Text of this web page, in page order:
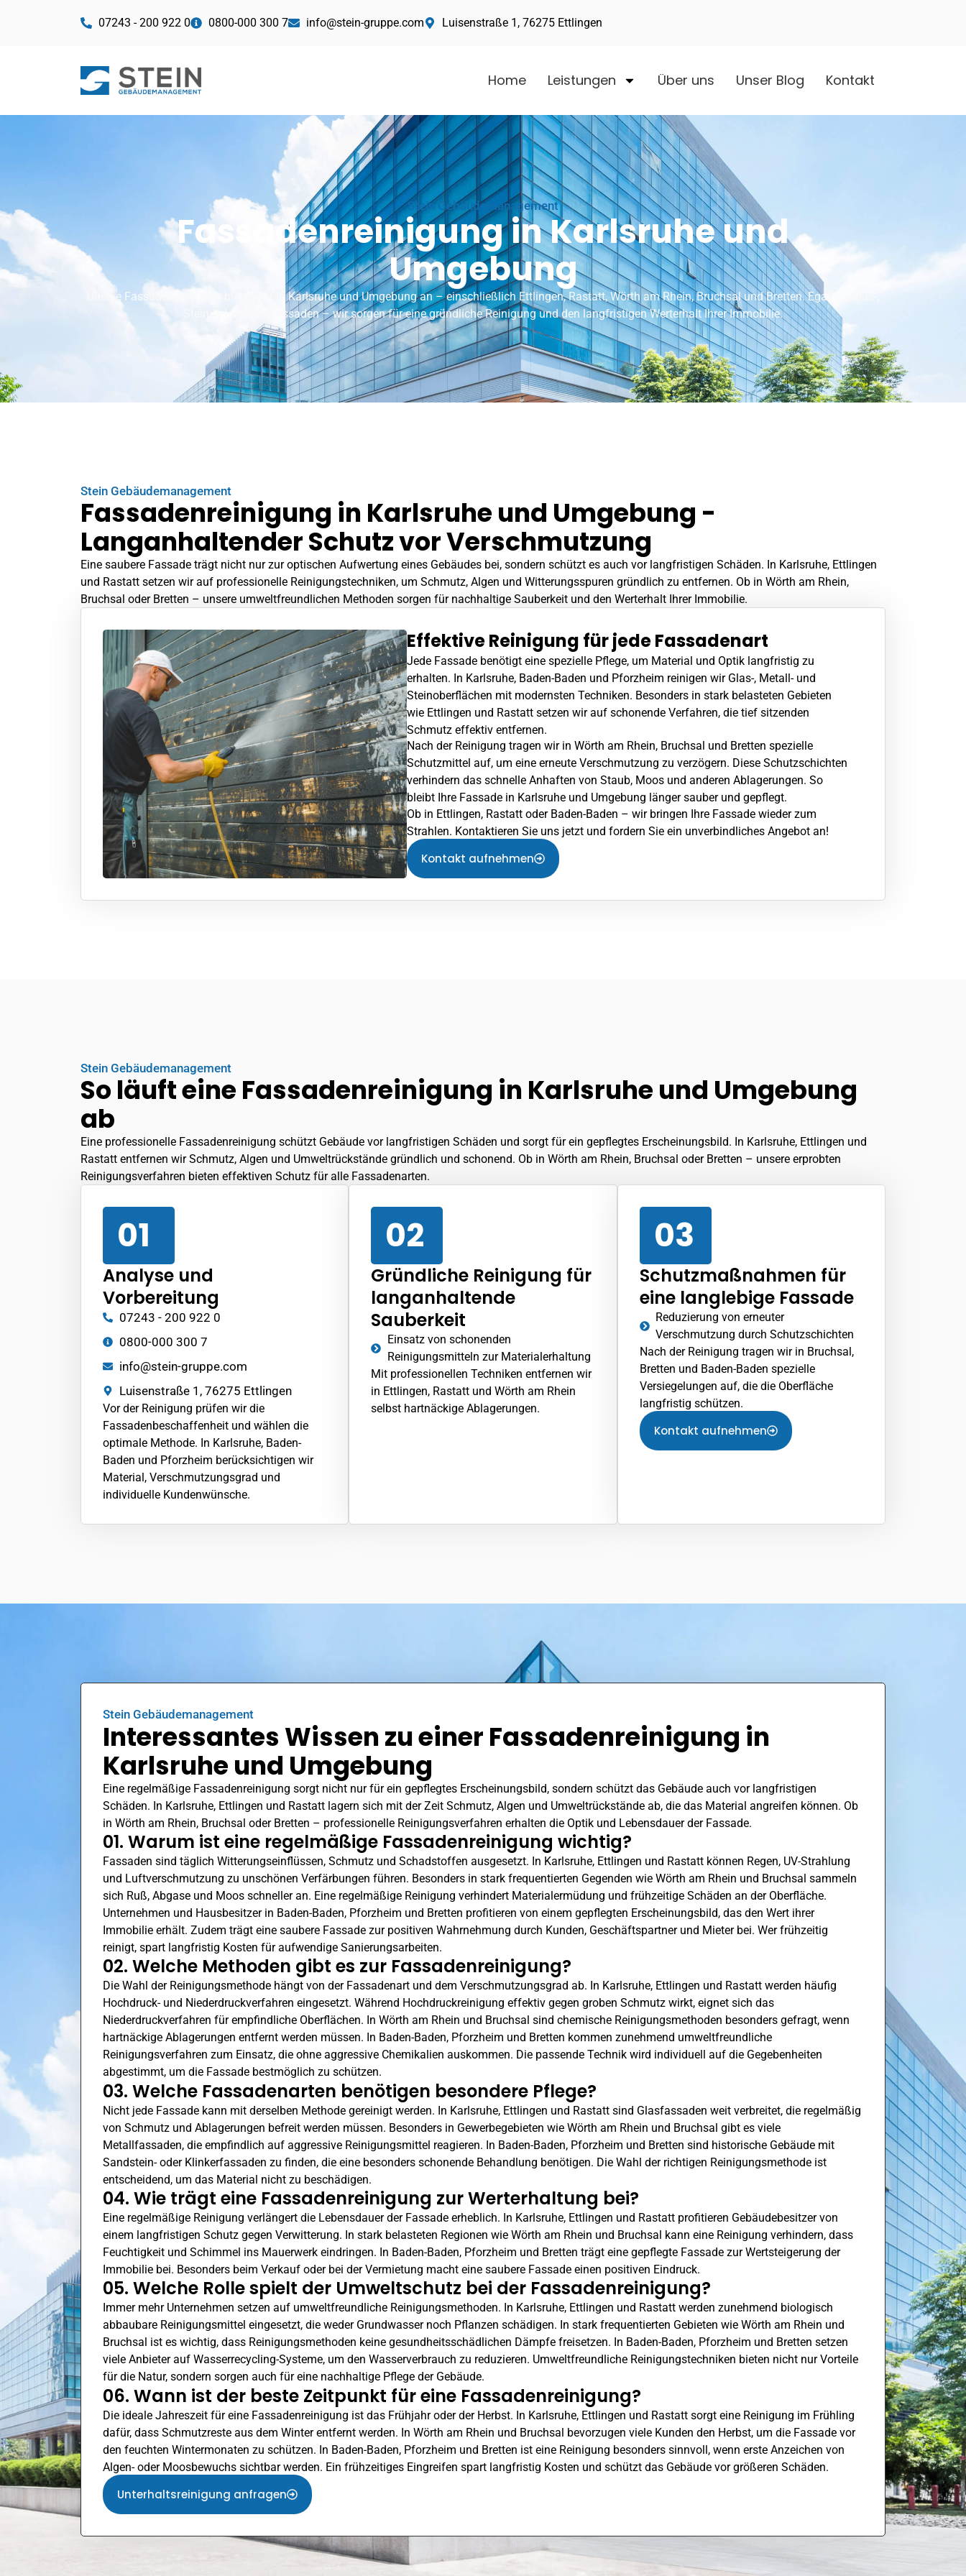
07243 - 200 922 0 0800-000 300 7 info@stein-gruppe.com Luisenstraße 1, 76275 Ettlingen
Home Leistungen Über uns Unser Blog Kontakt
Stein Gebäudemanagement
Fassadenreinigung in Karlsruhe und
Umgebung
Unsere Fassadenreinigung bieten wir in Karlsruhe und Umgebung an – einschließlichEttlingen, Rastatt, Wörth am Rhein, Bruchsal und Bretten. Egal, ob Glas-,
Stein- oder Metallfassaden – wir sorgen für eine gründliche Reinigung und den langfristigen Werterhalt Ihrer Immobilie.
Stein Gebäudemanagement
Fassadenreinigung in Karlsruhe und Umgebung -
Langanhaltender Schutz vor Verschmutzung
Eine saubere Fassade trägt nicht nur zur optischen Aufwertung eines Gebäudes bei, sondern schützt es auch vor langfristigen Schäden. In Karlsruhe, Ettlingen
und Rastatt setzen wir auf professionelle Reinigungstechniken, um Schmutz, Algen und Witterungsspuren gründlich zu entfernen. Ob in Wörth am Rhein,
Bruchsal oder Bretten – unsere umweltfreundlichen Methoden sorgen für nachhaltige Sauberkeit und den Werterhalt Ihrer Immobilie.
Effektive Reinigung für jede Fassadenart
Jede Fassade benötigt eine spezielle Pflege, um Material und Optik langfristig zu
erhalten. In Karlsruhe, Baden-Baden und Pforzheim reinigen wir Glas-, Metall- und
Steinoberflächen mit modernsten Techniken. Besonders in stark belasteten Gebieten
wie Ettlingen und Rastatt setzen wir auf schonende Verfahren, die tief sitzenden
Schmutz effektiv entfernen.
Nach der Reinigung tragen wir inWörth am Rhein, Bruchsal und Bretten spezielle
Schutzmittel auf, um eine erneute Verschmutzung zu verzögern. Diese Schutzschichten
verhindern das schnelle Anhaften von Staub, Moos und anderen Ablagerungen. So
bleibt Ihre Fassade in Karlsruhe und Umgebung länger sauber und gepflegt.
Ob in Ettlingen, Rastatt oder Baden-Baden – wir bringen Ihre Fassade wieder zum
Strahlen. Kontaktieren Sie uns jetzt und fordern Sie ein unverbindliches Angebot an!
Kontakt aufnehmen
Stein Gebäudemanagement
So läuft eine Fassadenreinigung in Karlsruhe und Umgebung
ab
Eine professionelle Fassadenreinigung schützt Gebäude vor langfristigen Schäden und sorgt für ein gepflegtes Erscheinungsbild. In Karlsruhe, Ettlingen und
Rastatt entfernen wir Schmutz, Algen und Umweltrückstände gründlich und schonend. Ob in Wörth am Rhein, Bruchsal oder Bretten – unsere erprobten
Reinigungsverfahren bieten effektiven Schutz für alle Fassadenarten.
01
Analyse und
Vorbereitung
07243 - 200 922 0
0800-000 300 7
info@stein-gruppe.com
Luisenstraße 1, 76275 Ettlingen
Vor der Reinigung prüfen wir die
Fassadenbeschaffenheit und wählen die
optimale Methode. In Karlsruhe, Baden-
Baden und Pforzheim berücksichtigen wir
Material, Verschmutzungsgrad und
individuelle Kundenwünsche.
02
Gründliche Reinigung für
langanhaltende
Sauberkeit
Einsatz von schonenden
Reinigungsmitteln zur Materialerhaltung
Mit professionellen Techniken entfernen wir
in Ettlingen, Rastatt und Wörth am Rhein
selbst hartnäckige Ablagerungen.
03
Schutzmaßnahmen für
eine langlebige Fassade
Reduzierung von erneuter
Verschmutzung durch Schutzschichten
Nach der Reinigung tragen wir in Bruchsal,
Bretten und Baden-Baden spezielle
Versiegelungen auf, die die Oberfläche
langfristig schützen.
Kontakt aufnehmen
Stein Gebäudemanagement
Interessantes Wissen zu einer Fassadenreinigung in
Karlsruhe und Umgebung
Eine regelmäßige Fassadenreinigung sorgt nicht nur für ein gepflegtes Erscheinungsbild, sondern schützt das Gebäude auch vor langfristigen
Schäden. In Karlsruhe, Ettlingen und Rastatt lagern sich mit der Zeit Schmutz, Algen und Umweltrückstände ab, die das Material angreifen können. Ob
in Wörth am Rhein, Bruchsal oder Bretten – professionelle Reinigungsverfahren erhalten die Optik und Lebensdauer der Fassade.
01. Warum ist eine regelmäßige Fassadenreinigung wichtig?
Fassaden sind täglich Witterungseinflüssen, Schmutz und Schadstoffen ausgesetzt. In Karlsruhe, Ettlingen und Rastatt können Regen, UV-Strahlung
und Luftverschmutzung zu unschönen Verfärbungen führen. Besonders in stark frequentierten Gegenden wie Wörth am Rhein und Bruchsal sammeln
sich Ruß, Abgase und Moos schneller an. Eine regelmäßige Reinigung verhindert Materialermüdung und frühzeitige Schäden an der Oberfläche.
Unternehmen und Hausbesitzer in Baden-Baden, Pforzheim und Bretten profitieren von einem gepflegten Erscheinungsbild, das den Wert ihrer
Immobilie erhält. Zudem trägt eine saubere Fassade zur positiven Wahrnehmung durch Kunden, Geschäftspartner und Mieter bei. Wer frühzeitig
reinigt, spart langfristig Kosten für aufwendige Sanierungsarbeiten.
02. Welche Methoden gibt es zur Fassadenreinigung?
Die Wahl der Reinigungsmethode hängt von der Fassadenart und dem Verschmutzungsgrad ab. In Karlsruhe, Ettlingen und Rastatt werden häufig
Hochdruck- und Niederdruckverfahren eingesetzt. Während Hochdruckreinigung effektiv gegen groben Schmutz wirkt, eignet sich das
Niederdruckverfahren für empfindliche Oberflächen. In Wörth am Rhein und Bruchsal sind chemische Reinigungsmethoden besonders gefragt, wenn
hartnäckige Ablagerungen entfernt werden müssen. In Baden-Baden, Pforzheim und Bretten kommen zunehmend umweltfreundliche
Reinigungsverfahren zum Einsatz, die ohne aggressive Chemikalien auskommen. Die passende Technik wird individuell auf die Gegebenheiten
abgestimmt, um die Fassade bestmöglich zu schützen.
03. Welche Fassadenarten benötigen besondere Pflege?
Nicht jede Fassade kann mit derselben Methode gereinigt werden. In Karlsruhe, Ettlingen und Rastatt sind Glasfassaden weit verbreitet, die regelmäßig
von Schmutz und Ablagerungen befreit werden müssen. Besonders in Gewerbegebieten wie Wörth am Rhein und Bruchsal gibt es viele
Metallfassaden, die empfindlich auf aggressive Reinigungsmittel reagieren. In Baden-Baden, Pforzheim und Bretten sind historische Gebäude mit
Sandstein- oder Klinkerfassaden zu finden, die eine besonders schonende Behandlung benötigen. Die Wahl der richtigen Reinigungsmethode ist
entscheidend, um das Material nicht zu beschädigen.
04. Wie trägt eine Fassadenreinigung zur Werterhaltung bei?
Eine regelmäßige Reinigung verlängert die Lebensdauer der Fassade erheblich. In Karlsruhe, Ettlingen und Rastatt profitieren Gebäudebesitzer von
einem langfristigen Schutz gegen Verwitterung. In stark belasteten Regionen wie Wörth am Rhein und Bruchsal kann eine Reinigung verhindern, dass
Feuchtigkeit und Schimmel ins Mauerwerk eindringen. In Baden-Baden, Pforzheim und Bretten trägt eine gepflegte Fassade zur Wertsteigerung der
Immobilie bei. Besonders beim Verkauf oder bei der Vermietung macht eine saubere Fassade einen positiven Eindruck.
05. Welche Rolle spielt der Umweltschutz bei der Fassadenreinigung?
Immer mehr Unternehmen setzen auf umweltfreundliche Reinigungsmethoden. In Karlsruhe, Ettlingen und Rastatt werden zunehmend biologisch
abbaubare Reinigungsmittel eingesetzt, die weder Grundwasser noch Pflanzen schädigen. In stark frequentierten Gebieten wie Wörth am Rhein und
Bruchsal ist es wichtig, dass Reinigungsmethoden keine gesundheitsschädlichen Dämpfe freisetzen. In Baden-Baden, Pforzheim und Bretten setzen
viele Anbieter auf Wasserrecycling-Systeme, um den Wasserverbrauch zu reduzieren. Umweltfreundliche Reinigungstechniken bieten nicht nur Vorteile
für die Natur, sondern sorgen auch für eine nachhaltige Pflege der Gebäude.
06. Wann ist der beste Zeitpunkt für eine Fassadenreinigung?
Die ideale Jahreszeit für eine Fassadenreinigung ist das Frühjahr oder der Herbst. In Karlsruhe, Ettlingen und Rastatt sorgt eine Reinigung im Frühling
dafür, dass Schmutzreste aus dem Winter entfernt werden. In Wörth am Rhein und Bruchsal bevorzugen viele Kunden den Herbst, um die Fassade vor
den feuchten Wintermonaten zu schützen. In Baden-Baden, Pforzheim und Bretten ist eine Reinigung besonders sinnvoll, wenn erste Anzeichen von
Algen- oder Moosbewuchs sichtbar werden. Ein frühzeitiges Eingreifen spart langfristig Kosten und schützt das Gebäude vor größeren Schäden.
Unterhaltsreinigung anfragen